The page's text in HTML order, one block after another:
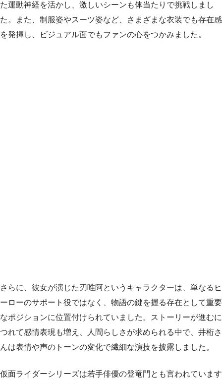
た運動神経を活かし、激しいシーンも体当たりで挑戦しまし
た。また、制服姿やスーツ姿など、さまざまな衣装でも存在感
を発揮し、ビジュアル面でもファンの心をつかみました。
さらに、彼女が演じた刃唯阿というキャラクターは、単なるヒ
ーローのサポート役ではなく、物語の鍵を握る存在として重要
なポジションに位置付けられていました。ストーリーが進むに
つれて感情表現も増え、人間らしさが求められる中で、井桁さ
んは表情や声のトーンの変化で繊細な演技を披露しました。
仮面ライダーシリーズは若手俳優の登竜門とも言われています